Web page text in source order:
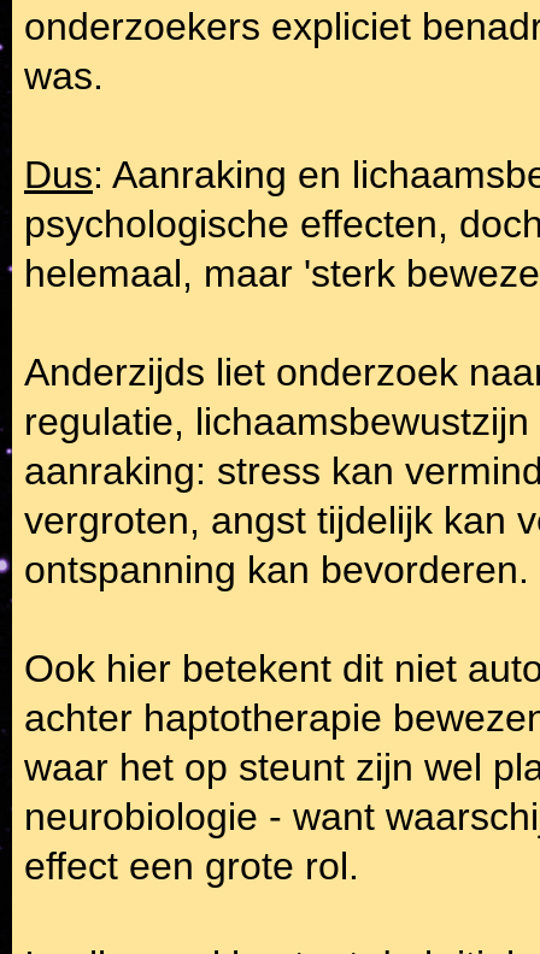
onderzoekers expliciet
was.
Dus: Aanraking en
psychologische effecten,
helemaal, maar 'sterk
Anderzijds liet onderzoek
regulatie,
aanraking: stress kan
vergroten, angst tijdelijk kan
ontspanning kan bevorderen.
Ook hier betekent dit niet
achter haptotherapie
waar het op steunt zijn wel
neurobiologie - want
effect een grote rol.